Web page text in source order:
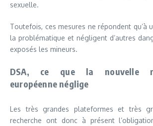
sexuelle.
Toutefois, ces mesures ne répondent qu’à
la problématique et négligent d’autres
exposés les mineurs.
DSA, ce que la nouvelle
européenne néglige
Les très grandes plateformes et très
recherche ont donc à présent